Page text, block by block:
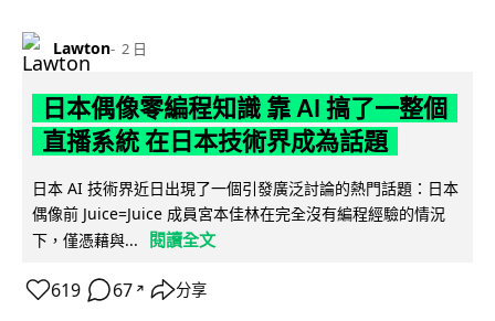
Lawton 2 日
日本偶像零編程知識 靠 AI 搞了一整個
直播系統 在日本技術界成為話題
日本 AI 技術界近日出現了一個引發廣泛討論的熱門話題：日本
偶像前 Juice=Juice 成員宮本佳林在完全沒有編程經驗的情況
下，僅憑藉與...
閱讀全文
619 67 ↗ 分享